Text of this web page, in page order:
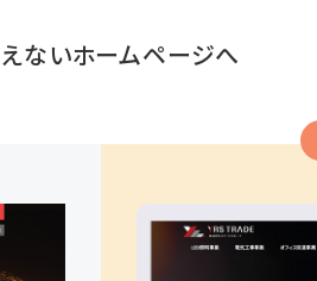
ないホームページへ